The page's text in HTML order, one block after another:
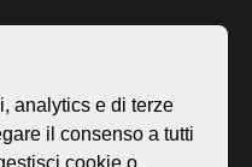
analytics e di terze
il consenso a tutti
cookie o